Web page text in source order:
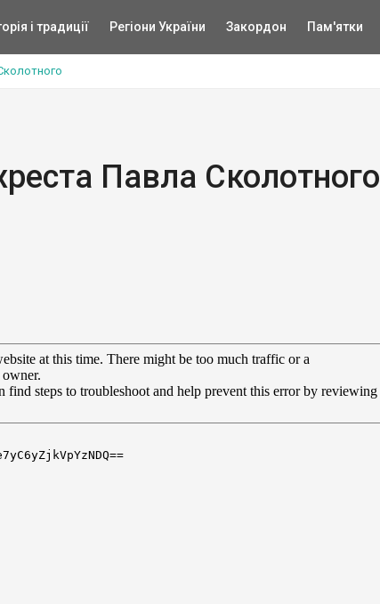
і традиції Регіони України Закордон Пам'ятки
Павла Сколотного